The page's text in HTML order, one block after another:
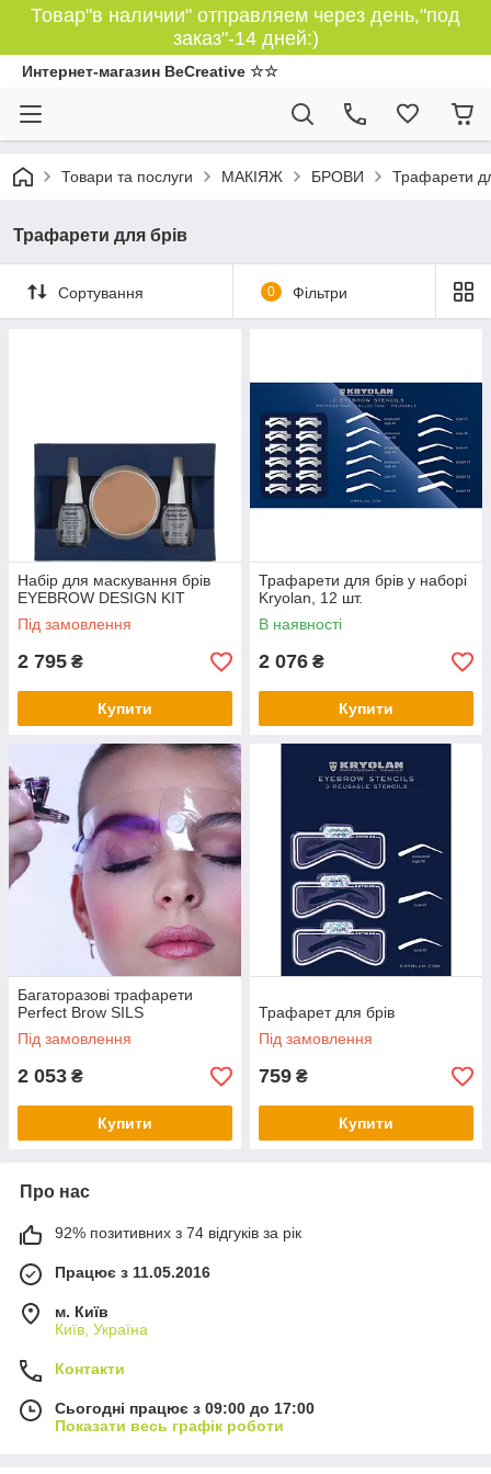
Товар"в наличии" отправляем через день,"под
заказ"-14 дней:)
Интернет-магазин BeCreative ☆☆
Товари та послуги МАКІЯЖ БРОВИ Трафарети
Трафарети для брів
Сортування 0 Фільтри
Набір для маскування брів
EYEBROW DESIGN KIT
Під замовлення
2 795 ₴
Купити
Трафарети для брів у наборі
Kryolan, 12 шт.
В наявності
2 076 ₴
Купити
Багаторазові трафарети
Perfect Brow SILS
Під замовлення
2 053 ₴
Купити
Трафарет для брів
Під замовлення
759 ₴
Купити
Про нас
92% позитивних з 74 відгуків за рік
Працює з 11.05.2016
м. Київ
Київ, Україна
Контакти
Сьогодні працює з 09:00 до 17:00
Показати весь графік роботи